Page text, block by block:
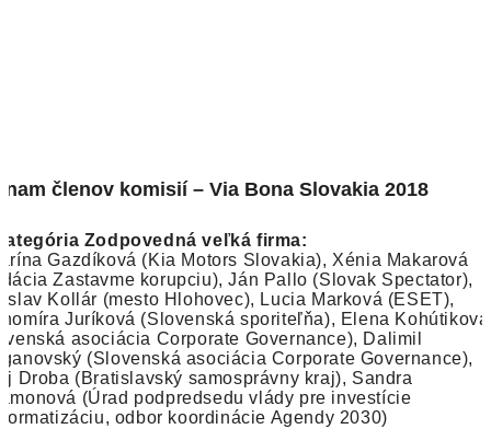
členov komisií – Via Bona Slovakia 2018
Zodpovedná veľká firma:
Gazdíková (Kia Motors Slovakia), Xénia Makarová
Zastavme korupciu), Ján Pallo (Slovak Spectator),
Kollár (mesto Hlohovec), Lucia Marková (ESET),
Juríková (Slovenská sporiteľňa), Elena Kohútiková
asociácia Corporate Governance), Dalimil
(Slovenská asociácia Corporate Governance),
Droba (Bratislavský samosprávny kraj), Sandra
(Úrad podpredsedu vlády pre investície
odbor koordinácie Agendy 2030)